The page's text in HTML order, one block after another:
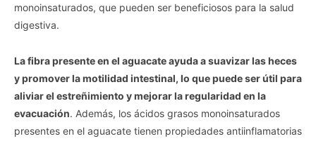
monoinsaturados, que pueden ser beneficiosos para la salud
digestiva.
La fibra presente en el aguacate ayuda a suavizar las heces
y promover la motilidad intestinal, lo que puede ser útil para
aliviar el estreñimiento y mejorar la regularidad en la
evacuación. Además, los ácidos grasos monoinsaturados
presentes en el aguacate tienen propiedades antiinflamatorias